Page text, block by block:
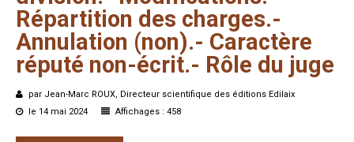
Répartition des charges.-
Annulation (non).- Caractère
réputé non-écrit.- Rôle du juge
par Jean-Marc ROUX, Directeur scientifique des éditions Edilaix
le 14 mai 2024
Affichages : 458